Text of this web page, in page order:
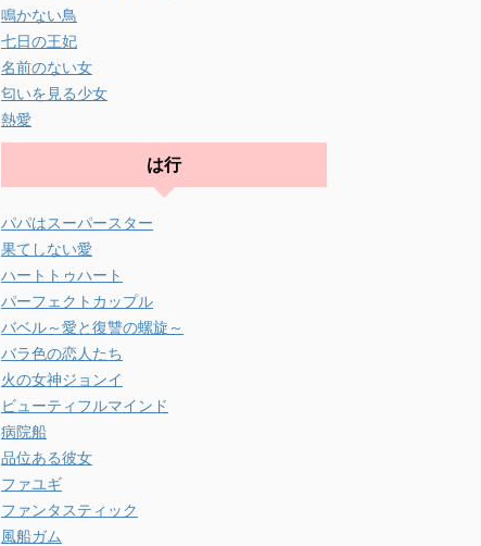
鳴かない鳥
七日の王妃
名前のない女
匂いを見る少女
熱愛
は行
パパはスーパースター
果てしない愛
ハートトゥハート
パーフェクトカップル
バベル～愛と復讐の螺旋～
バラ色の恋人たち
火の女神ジョンイ
ビューティフルマインド
病院船
品位ある彼女
ファユギ
ファンタスティック
風船ガム